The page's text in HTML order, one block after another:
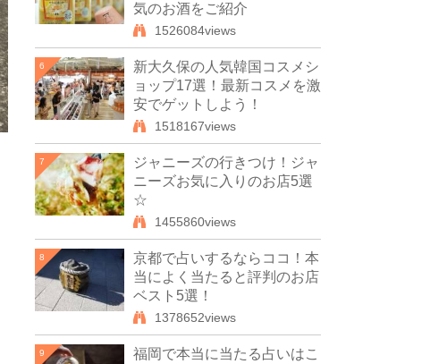
気のお酒をご紹介
1526084views
6
新大久保の人気韓国コスメシ
ョップ17選！最新コスメを激
安でゲットしよう！
1518167views
7
ジャニーズの行きつけ！ジャ
ニーズお気に入りのお店5選
☆
1455860views
8
京都で占いするならココ！本
当によく当たると評判のお店
ベスト5選！
1378652views
9
福岡で本当に当たる占いはこ